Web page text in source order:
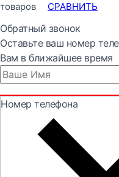
товаров
СРАВНИТЬ
Обратный звонок
Оставьте ваш номер
Вам в ближайшее время
Номер телефона